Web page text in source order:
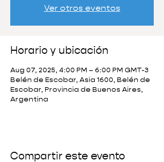
Ver otros eventos
Horario y ubicación
Aug 07, 2025, 4:00 PM – 6:00 PM GMT-3
Belén de Escobar, Asia 1600, Belén de
Escobar, Provincia de Buenos Aires,
Argentina
Compartir este evento